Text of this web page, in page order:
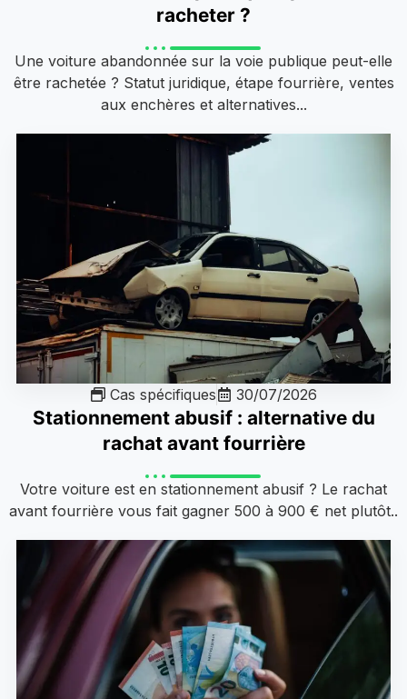
racheter ?
Une voiture abandonnée sur la voie publique peut-elle
être rachetée ? Statut juridique, étape fourrière, ventes
aux enchères et alternatives...
Cas spécifiques 30/07/2026
Stationnement abusif : alternative du
rachat avant fourrière
Votre voiture est en stationnement abusif ? Le rachat
avant fourrière vous fait gagner 500 à 900 € net plutôt..